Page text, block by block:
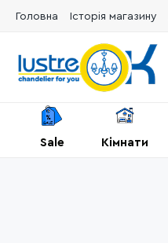
Головна Історія магазину
Sale Кімнати